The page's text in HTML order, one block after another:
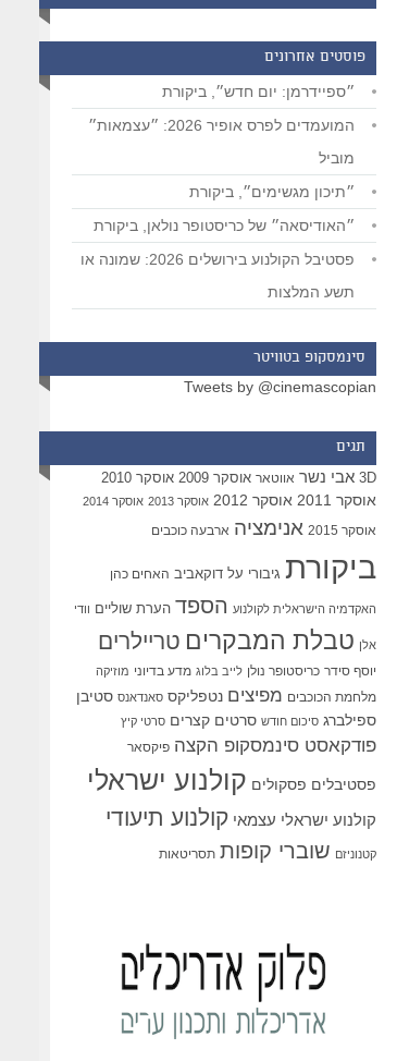
פוסטים אחרונים
״ספיידרמן: יום חדש״, ביקורת
המועמדים לפרס אופיר 2026: ״עצמאות״
מוביל
״תיכון מגשימים״, ביקורת
״האודיסאה״ של כריסטופר נולאן, ביקורת
פסטיבל הקולנוע בירושלים 2026: שמונה או
תשע המלצות
סינמסקופ בטוויטר
Tweets by @cinemascopian
תגים
3D אבי נשר אווטאר אוסקר 2009 אוסקר 2010
אוסקר 2011 אוסקר 2012 אוסקר 2013 אוסקר 2014
אוסקר 2015 אנימציה ארבעה כוכבים
ביקורת גיבורי על דוקאביב האחים כהן
האקדמיה הישראלית לקולנוע הספד הערת שוליים וודי
אלן טבלת המבקרים טריילרים
יוסף סידר כריסטופר נולן לייב בלוג מדע בדיוני מוזיקה
מלחמת הכוכבים מפיצים נטפליקס סאנדאנס סטיבן
ספילברג סיכום חודש סרטים קצרים סרטי קיץ
פודקאסט סינמסקופ הקצה פיקסאר
פסטיבלים פסקולים קולנוע ישראלי
קולנוע ישראלי עצמאי קולנוע תיעודי
קטנוניזם שוברי קופות תסריטאות